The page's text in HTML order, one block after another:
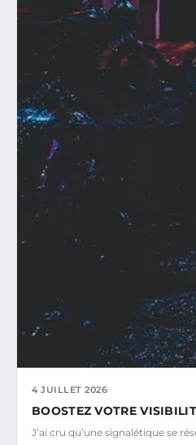
4 JUILLET 2026
BOOSTEZ VOTRE
J’ai cru qu’une signalétique se